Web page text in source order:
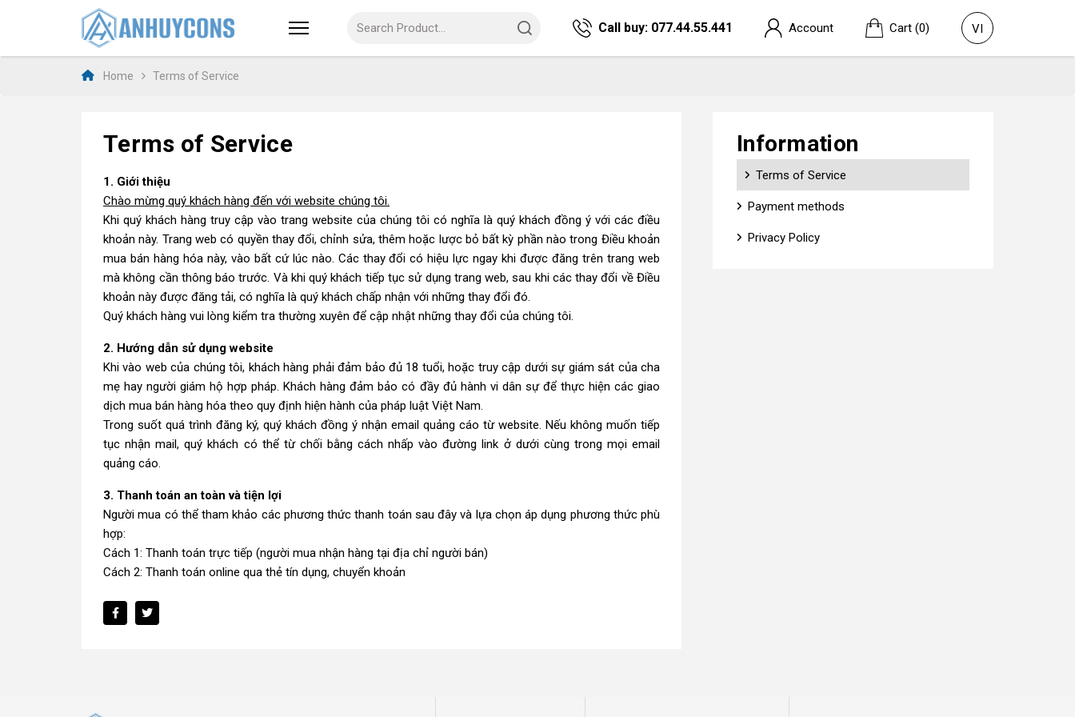
Call buy: 077.44.55.441 Account Cart (0) VI
Home Terms of Service
Information
Terms of Service
Payment methods
Privacy Policy
Terms of Service
1. Giới thiệu
Chào mừng quý khách hàng đến với website chúng tôi.
Khi quý khách hàng truy cập vào trang website của chúng tôi có nghĩa là quý khách đồng ý với các điều
khoản này. Trang web có quyền thay đổi, chỉnh sửa, thêm hoặc lược bỏ bất kỳ phần nào trong Điều khoản
mua bán hàng hóa này, vào bất cứ lúc nào. Các thay đổi có hiệu lực ngay khi được đăng trên trang web
mà không cần thông báo trước. Và khi quý khách tiếp tục sử dụng trang web, sau khi các thay đổi về Điều
khoản này được đăng tải, có nghĩa là quý khách chấp nhận với những thay đổi đó.
Quý khách hàng vui lòng kiểm tra thường xuyên để cập nhật những thay đổi của chúng tôi.
2. Hướng dẫn sử dụng website
Khi vào web của chúng tôi, khách hàng phải đảm bảo đủ 18 tuổi, hoặc truy cập dưới sự giám sát của cha
mẹ hay người giám hộ hợp pháp. Khách hàng đảm bảo có đầy đủ hành vi dân sự để thực hiện các giao
dịch mua bán hàng hóa theo quy định hiện hành của pháp luật Việt Nam.
Trong suốt quá trình đăng ký, quý khách đồng ý nhận email quảng cáo từ website. Nếu không muốn tiếp
tục nhận mail, quý khách có thể từ chối bằng cách nhấp vào đường link ở dưới cùng trong mọi email
quảng cáo.
3. Thanh toán an toàn và tiện lợi
Người mua có thể tham khảo các phương thức thanh toán sau đây và lựa chọn áp dụng phương thức phù
hợp:
Cách 1: Thanh toán trực tiếp (người mua nhận hàng tại địa chỉ người bán)
Cách 2: Thanh toán online qua thẻ tín dụng, chuyển khoản